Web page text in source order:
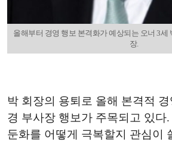
올해부터 경영 행보 본격화가 예상되는 오너 3세
장.
박 회장의 용퇴로 올해 본격적
경 부사장 행보가 주목되고 있다
둔화를 어떻게 극복할지 관심이